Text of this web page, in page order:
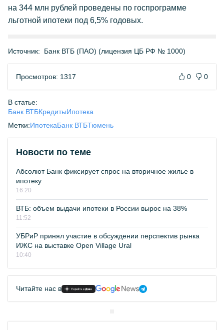
на 344 млн рублей проведены по госпрограмме
льготной ипотеки под 6,5% годовых.
Источник: Банк ВТБ (ПАО) (лицензия ЦБ РФ № 1000)
Просмотров: 1317 0 0
В статье:
Банк ВТБКредитыИпотека
Метки:ИпотекаБанк ВТБТюмень
Новости по теме
Абсолют Банк фиксирует спрос на вторичное жилье в
ипотеку
16:20
ВТБ: объем выдачи ипотеки в России вырос на 38%
11:52
УБРиР принял участие в обсуждении перспектив рынка
ИЖС на выставке Open Village Ural
10:40
Читайте нас в